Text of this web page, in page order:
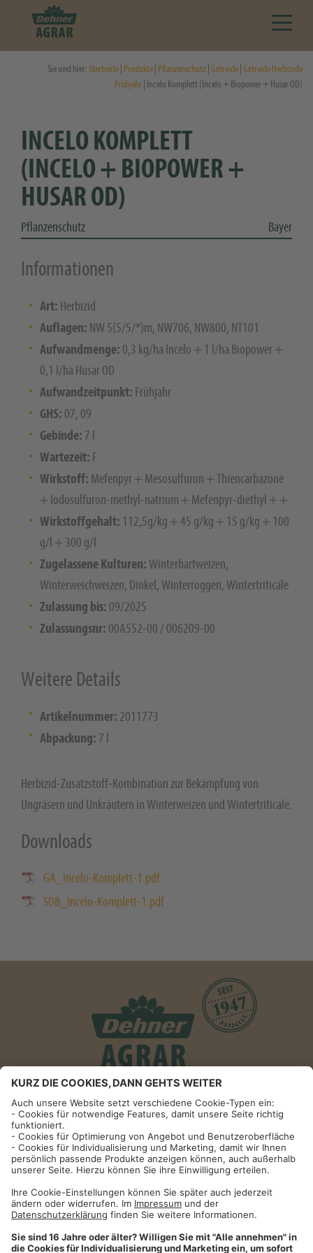
Sie sind hier:Startseite Produkte Pflanzenschutz Getreide Getreide Herbizide
Frühjahr | Incelo Komplett (Incelo + Biopower + Husar OD)
INCELO KOMPLETT
(INCELO + BIOPOWER +
HUSAR OD)
Pflanzenschutz Bayer
Informationen
Art: Herbizid
Auflagen: NW 5(5/5/*)m, NW706, NW800, NT101
Aufwandmenge: 0,3 kg/ha Incelo + 1 l/ha Biopower +
0,1 l/ha Husar OD
Aufwandzeitpunkt: Frühjahr
GHS: 07, 09
Gebinde: 7 l
Wartezeit: F
Wirkstoff: Mefenpyr + Mesosulfuron + Thiencarbazone
+ Iodosulfuron-methyl-natrium + Mefenpyr-diethyl + +
Wirkstoffgehalt: 112,5g/kg + 45 g/kg + 15 g/kg + 100
g/l + 300 g/l
Zugelassene Kulturen: Winterhartweizen,
Winterweichweizen, Dinkel, Winterroggen, Wintertriticale
Zulassung bis: 09/2025
Zulassungsnr: 00A552-00 / 006209-00
Weitere Details
Artikelnummer: 2011773
Abpackung: 7 l
Herbizid-Zusatzstoff-Kombination zur Bekämpfung von
Ungräsern und Unkräutern in Winterweizen und Wintertriticale.
Downloads
GA_Incelo-Komplett-1.pdf
SDB_Incelo-Komplett-1.pdf
Informationen
Impressum
Datenschutzhinweise
AGB und Widerrufsbelehrung
Dehner Unternehmen
Cookie-Einstellungen